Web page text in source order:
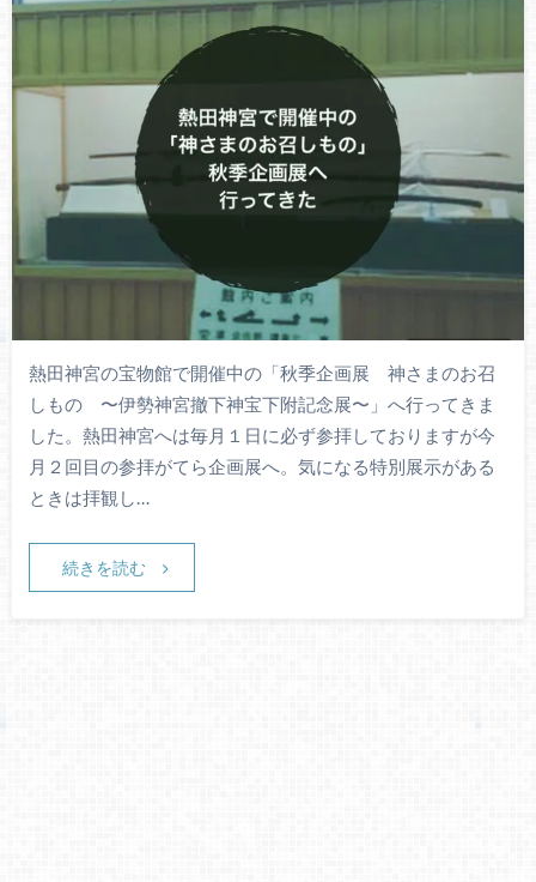
熱田神宮の宝物館で開催中の「秋季企画展 神さまのお召
しもの 〜伊勢神宮撤下神宝下附記念展〜」へ行ってきま
した。熱田神宮へは毎月１日に必ず参拝しておりますが今
月２回目の参拝がてら企画展へ。気になる特別展示がある
ときは拝観し…
続きを読む